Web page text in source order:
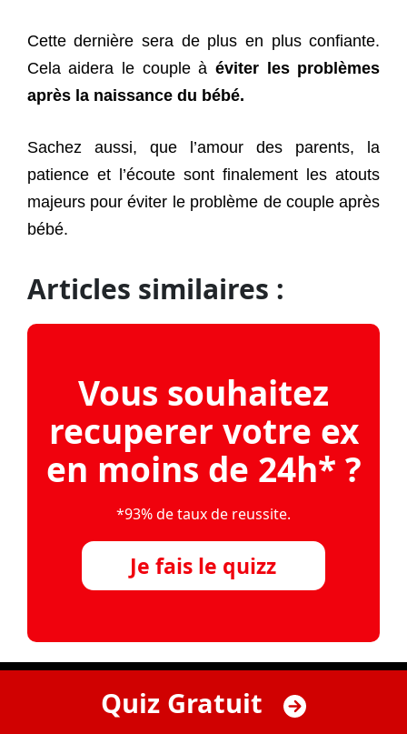
Cette dernière sera de plus en plus confiante.
Cela aidera le couple à éviter les problèmes
après la naissance du bébé.
Sachez aussi, que l’amour des parents, la
patience et l’écoute sont finalement les atouts
majeurs pour éviter le problème de couple après
bébé.
Articles similaires :
Vous souhaitez
recuperer votre ex
en moins de 24h* ?
*93% de taux de reussite.
Je fais le quizz
Nos meilleurs articles
Quiz Gratuit